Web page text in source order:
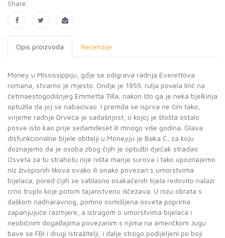
Share:
Opis proizvoda Recenzije
Money u Mississippiju, gdje se odigrava radnja Everettova
romana, stvarno je mjesto. Ondje je 1955. rulja povela linč na
četrnaestogodišnjeg Emmetta Tilla, nakon što ga je neka bjelkinja
optužila da joj se nabacivao. I premda se isprva ne čini tako,
vrijeme radnje Drveća je sadašnjost, u kojoj je štošta ostalo
posve isto kao prije sedamdeset ili mnogo više godina. Glava
disfunkcionalne bijele obitelji u Moneyju je Baka C, za koju
doznajemo da je osoba zbog čijih je optužbi dječak stradao.
Osveta za tu strahotu nije ništa manje surova i tako upoznajemo
niz živopisnih likova ovako ili onako povezan s umorstvima
bijelaca, pored čijih se sablasno osakaćenih tijela redovito nalazi
crno truplo koje potom tajanstveno iščezava. U nizu obrata s
daškom nadnaravnog, pomno osmišljena osveta poprima
zapanjujuće razmjere, a istragom o umorstvima bijelaca i
neobičnim događajima povezanim s njima na američkom Jugu
bave se FBI i drugi istražitelji, i dalje strogo podijeljeni po boji